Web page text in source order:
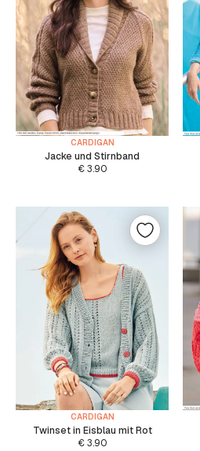
CARDIGAN
Jacke und Stirnband
€3.90
CARDIGAN
Twinset in Eisblau mit Rot
€3.90